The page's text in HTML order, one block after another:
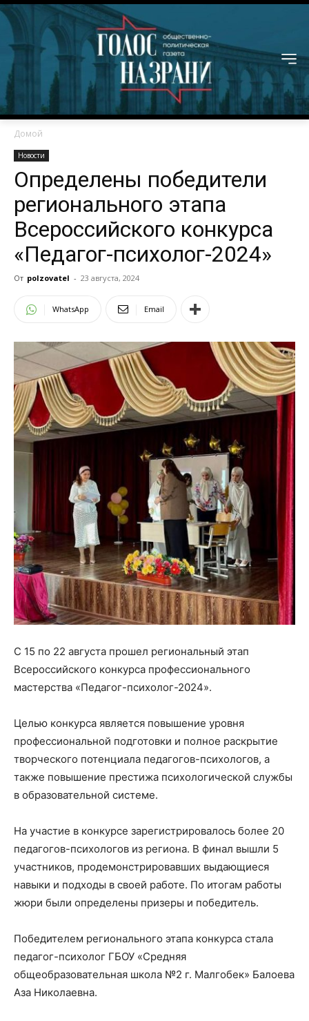
Домой
Новости
Определены победители
регионального этапа
Всероссийского конкурса
«Педагог-психолог-2024»
От polzovatel - 23 августа, 2024
WhatsApp Email
С 15 по 22 августа прошел региональный этап
Всероссийского конкурса профессионального
мастерства «Педагог-психолог-2024».
Целью конкурса является повышение уровня
профессиональной подготовки и полное раскрытие
творческого потенциала педагогов-психологов, а
также повышение престижа психологической службы
в образовательной системе.
На участие в конкурсе зарегистрировалось более 20
педагогов-психологов из региона. В финал вышли 5
участников, продемонстрировавших выдающиеся
навыки и подходы в своей работе. По итогам работы
жюри были определены призеры и победитель.
Победителем регионального этапа конкурса стала
педагог-психолог ГБОУ «Средняя
общеобразовательная школа №2 г. Малгобек» Балоева
Аза Николаевна.